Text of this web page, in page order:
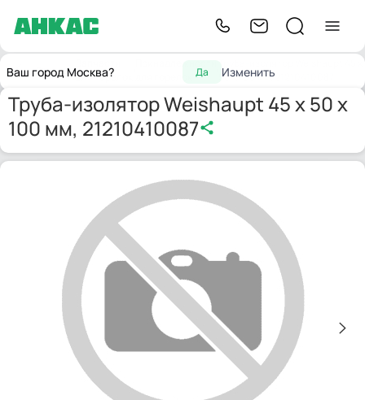
Ваш город Москва? Да Изменить
Главнаядля горелок
50 x 100 мм, 21210410087
Труба-изолятор Weishaupt 45 x 50 x
100 мм, 21210410087